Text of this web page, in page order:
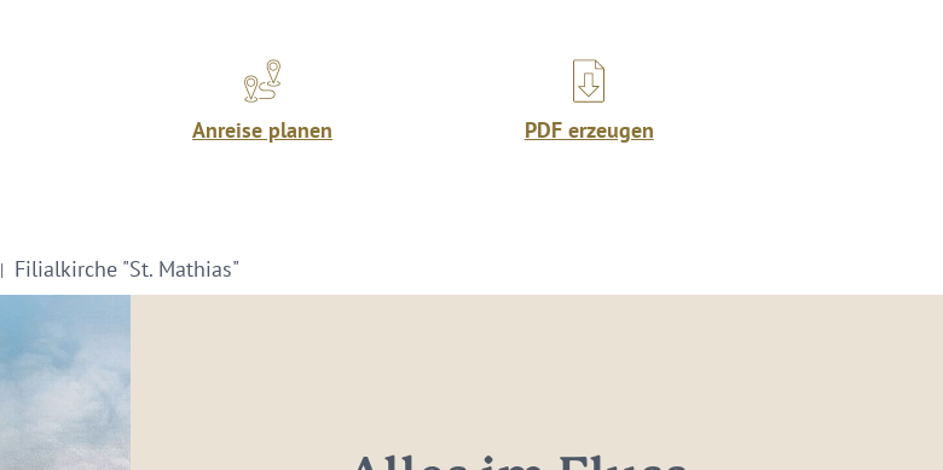
Anreise planen PDF erzeugen
Filialkirche "St. Mathias"